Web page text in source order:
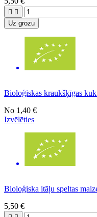
 
Uz grozu
Bioloģiskas kraukšķīgas
No 1,40 €
Izvēlēties
Bioloģiska itāļu speltas
5,50 €